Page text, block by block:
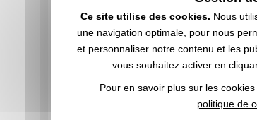
Ce site utilise des cookies. Nous
une navigation optimale, pour nous
et personnaliser notre contenu et les
vous souhaitez activer en
Pour en savoir plus sur les
politique de